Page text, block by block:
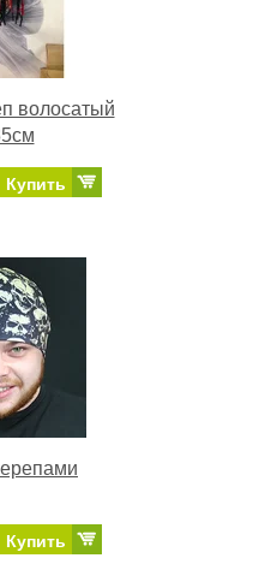
волосатый
Купить
Купить